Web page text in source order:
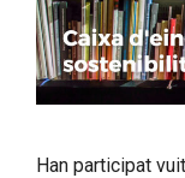
Han participat